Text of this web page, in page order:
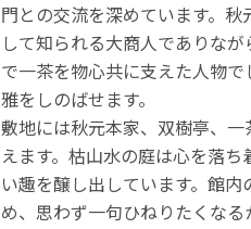
門との交流を深めています。
して知られる大商人でありな
で一茶を物心共に支えた人物
雅をしのばせます。
敷地には秋元本家、双樹亭、
えます。枯山水の庭は心を落
い趣を醸し出しています。館
め、思わず一句ひねりたくな